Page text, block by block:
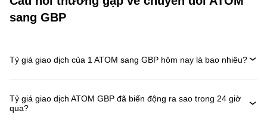
sang GBP
Tỷ giá giao dịch của 1 ATOM sang GBP hôm nay là bao nhiêu?
Tỷ giá giao dịch ATOM GBP đã biến động ra sao trong 24 giờ
qua?